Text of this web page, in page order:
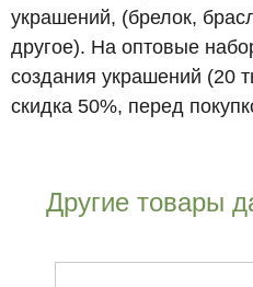
украшений, (брелок,
другое). На оптовые
создания украшений (20
скидка 50%, перед
Другие товары